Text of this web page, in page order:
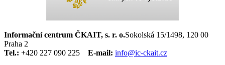
Informační centrum ČKAIT, s. r. o.Sokolská 15/1498, 120 00
Praha 2
Tel.: +420 227 090 225 E-mail: info@ic-ckait.cz